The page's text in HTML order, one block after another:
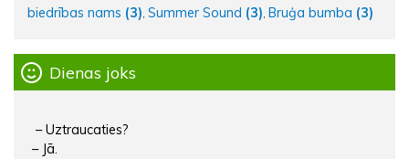
biedrības nams (3), Summer Sound (3), Bruģa bumba (3)
Dienas joks
– Uztraucaties?
– Jā.